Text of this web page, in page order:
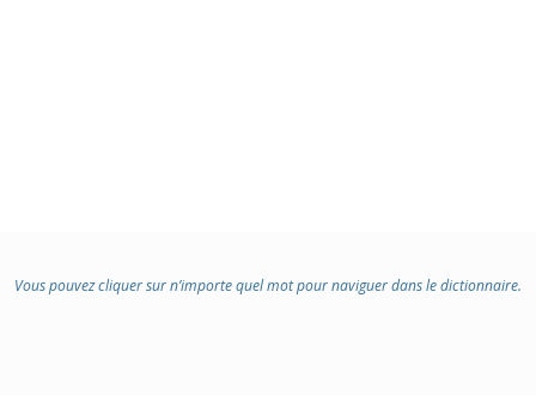
Vous pouvez cliquer sur n’importe quel mot pour naviguer dans le dictionnaire.